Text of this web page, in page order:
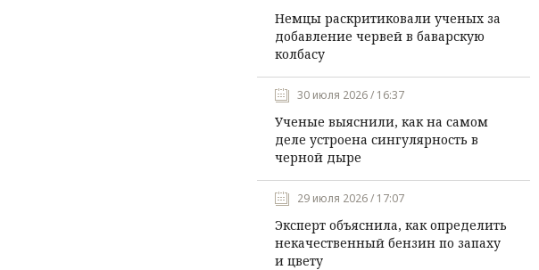
Немцы раскритиковали ученых за
добавление червей в баварскую
колбасу
30 июля 2026 / 16:37
Ученые выяснили, как на самом
деле устроена сингулярность в
черной дыре
29 июля 2026 / 17:07
Эксперт объяснила, как определить
некачественный бензин по запаху
и цвету